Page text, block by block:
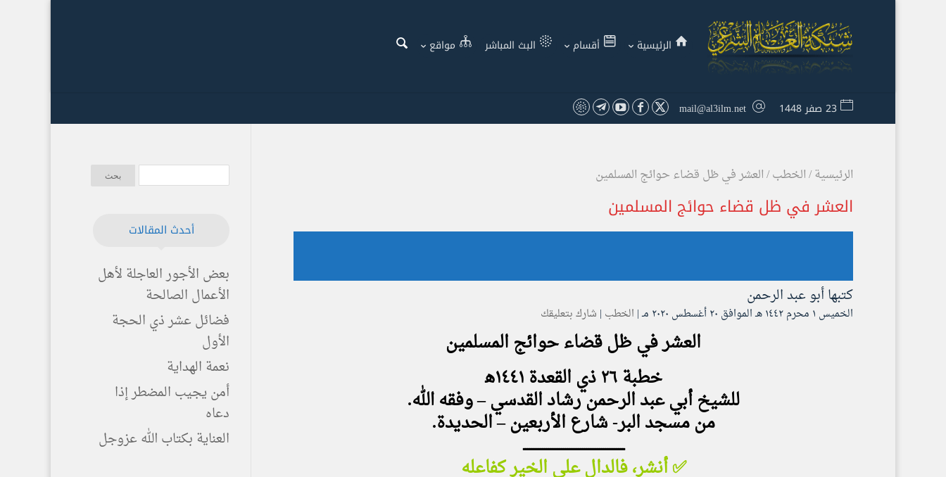
الرئيسية أقسام البث المباشر مواقع
23 صفر 1448 mail@al3ilm.net
الرئيسية/الخطب/العشر في ظل قضاء حوائج المسلمين
العشر في ظل قضاء حوائج المسلمين
كتبهاأبو عبد الرحمن
الخميس ۱ محرم ۱٤٤۲ هـ الموافق ۲۰ أغسطس ۲۰۲۰ مـ | الخطب | شارك بتعليقك
العشر في ظل قضاء حوائج المسلمين
خطبة ٢٦ ذي القعدة ١٤٤١ه‍
للشيخ أبي عبد الرحمن رشاد القدسي – وفقه الله.
من مسجد البر- شارع الأربعين – الحديدة.
ــــــــــــــــــــــــــــــــــــــــــــــــ
✅ أنشر، فالدال على الخير كفاعله
أحدث المقالات
بعض الأجور العاجلة لأهل
الأعمال الصالحة
فضائل عشر ذي الحجة
الأول
نعمة الهداية
أمن يجيب المضطر إذا
دعاه
العناية بكتاب الله عزوجل